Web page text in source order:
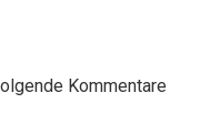
Kommentare